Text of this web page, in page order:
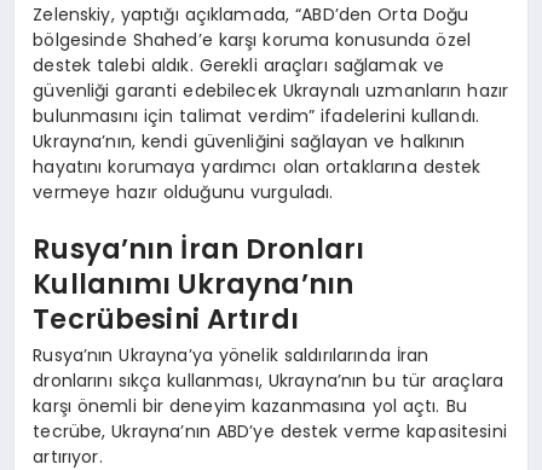
Zelenskiy, yaptığı açıklamada, “ABD’den Orta Doğu
bölgesinde Shahed’e karşı koruma konusunda özel
destek talebi aldık. Gerekli araçları sağlamak ve
güvenliği garanti edebilecek Ukraynalı uzmanların hazır
bulunmasını için talimat verdim” ifadelerini kullandı.
Ukrayna’nın, kendi güvenliğini sağlayan ve halkının
hayatını korumaya yardımcı olan ortaklarına destek
vermeye hazır olduğunu vurguladı.
Rusya’nın İran Dronları
Kullanımı Ukrayna’nın
Tecrübesini Artırdı
Rusya’nın Ukrayna’ya yönelik saldırılarında İran
dronlarını sıkça kullanması, Ukrayna’nın bu tür araçlara
karşı önemli bir deneyim kazanmasına yol açtı. Bu
tecrübe, Ukrayna’nın ABD’ye destek verme kapasitesini
artırıyor.